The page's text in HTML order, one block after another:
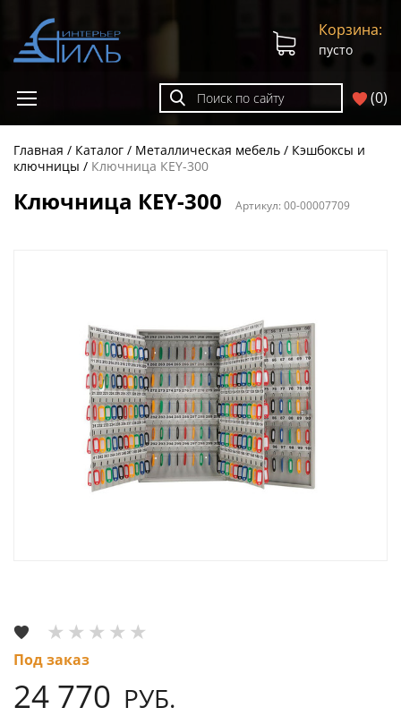
(0)
Корзина:
пусто
Главная Каталог Металлическая мебель
Кэшбоксы и
ключницы
Ключница КEY-300
Ключница КEY-300 Артикул:00-00007709
Под заказ
24 770 РУБ.